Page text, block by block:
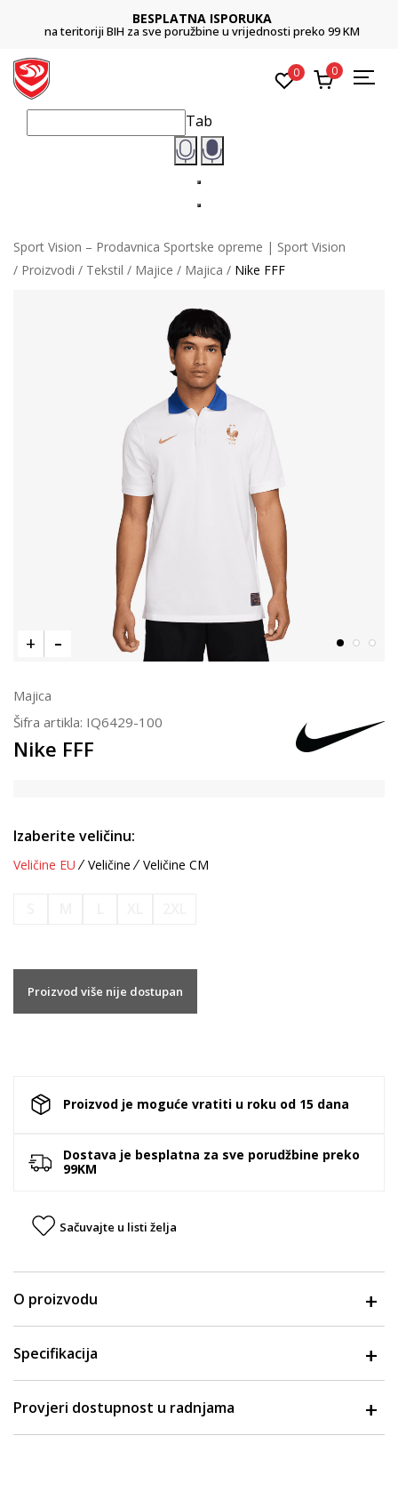
BESPLATNA ISPORUKA
na teritoriji BIH za sve poružbine u vrijednosti preko 99 KM
0 0
Tab
Sport Vision – Prodavnica Sportske opreme | Sport Vision
Proizvodi
Tekstil Majice Majica Nike FFF
Majica
Šifra artikla: IQ6429-100
Nike FFF
Izaberite veličinu:
Veličine EU Veličine Veličine CM
Proizvod više nije dostupan
Proizvod je moguće vratiti u roku od 15 dana
Dostava je besplatna za sve porudžbine preko
99KM
Sačuvajte u listi želja
O proizvodu
Specifikacija
Provjeri dostupnost u radnjama